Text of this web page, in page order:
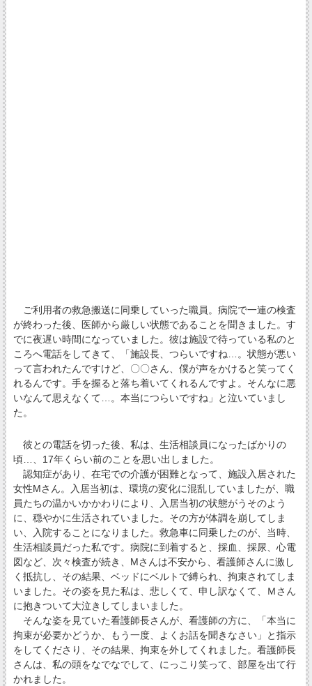
ご利用者の救急搬送に同乗していった職員。病院で一連の検査
が終わった後、医師から厳しい状態であることを聞きました。す
でに夜遅い時間になっていました。彼は施設で待っている私のと
ころへ電話をしてきて、「施設長、つらいですね…。状態が悪い
って言われたんですけど、〇〇さん、僕が声をかけると笑ってく
れるんです。手を握ると落ち着いてくれるんですよ。そんなに悪
いなんて思えなくて…。本当につらいですね」と泣いていまし
た。
彼との電話を切った後、私は、生活相談員になったばかりの
頃…、17年くらい前のことを思い出しました。
認知症があり、在宅での介護が困難となって、施設入居された
女性Mさん。入居当初は、環境の変化に混乱していましたが、職
員たちの温かいかかわりにより、入居当初の状態がうそのよう
に、穏やかに生活されていました。その方が体調を崩してしま
い、入院することになりました。救急車に同乗したのが、当時、
生活相談員だった私です。病院に到着すると、採血、採尿、心電
図など、次々検査が続き、Mさんは不安から、看護師さんに激し
く抵抗し、その結果、ベッドにベルトで縛られ、拘束されてしま
いました。その姿を見た私は、悲しくて、申し訳なくて、Ｍさん
に抱きついて大泣きしてしまいました。
そんな姿を見ていた看護師長さんが、看護師の方に、「本当に
拘束が必要かどうか、もう一度、よくお話を聞きなさい」と指示
をしてくださり、その結果、拘束を外してくれました。看護師長
さんは、私の頭をなでなでして、にっこり笑って、部屋を出て行
かれました。